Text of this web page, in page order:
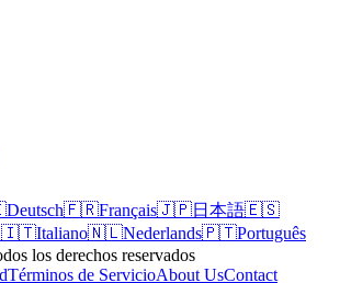
Deutsch🇫🇷Français🇯🇵日本語🇪🇸
🇮🇹Italiano🇳🇱Nederlands🇵🇹Português
los derechos reservados
Términos de ServicioAbout UsContact